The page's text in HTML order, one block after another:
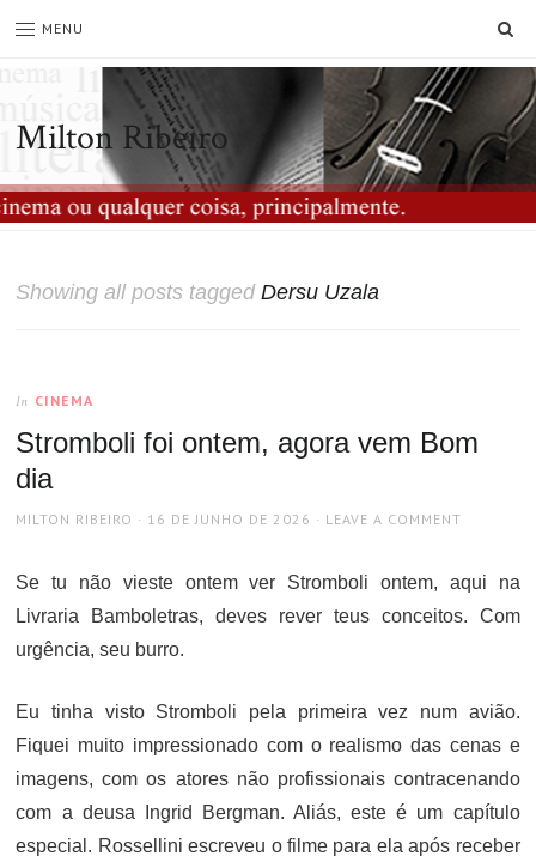
MENU
Milton Ribeiro
Showing all posts taggedDersu Uzala
In CINEMA
Stromboli foi ontem, agora vem Bom
dia
AUTHOR
MILTON RIBEIRO
POSTED
16 DE JUNHO DE 2026 LEAVE A COMMENT
Se tu não vieste ontem ver Stromboli ontem, aqui na
Livraria Bamboletras, deves rever teus conceitos. Com
urgência, seu burro.
Eu tinha visto Stromboli pela primeira vez num avião.
Fiquei muito impressionado com o realismo das cenas e
imagens, com os atores não profissionais contracenando
com a deusa Ingrid Bergman. Aliás, este é um capítulo
especial. Rossellini escreveu o filme para ela após receber